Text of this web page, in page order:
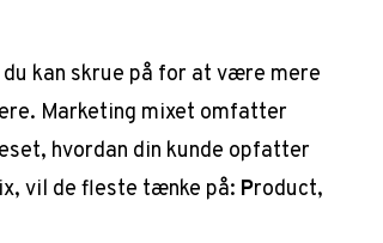
kan skrue på for at være mere
Marketing mixet omfatter
hvordan din kunde opfatter
vil de fleste tænke på: Product,